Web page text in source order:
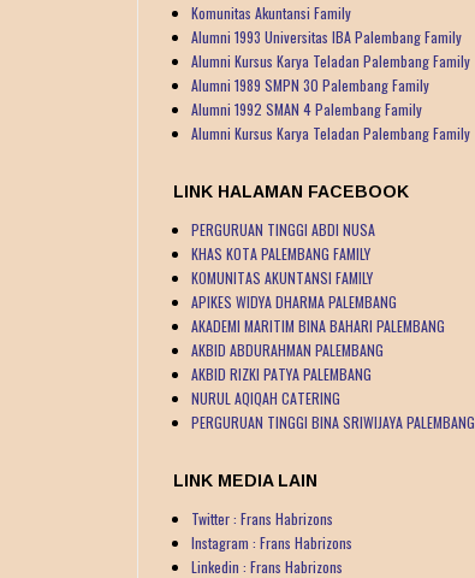
Komunitas Akuntansi Family
Alumni 1993 Universitas IBA Palembang Family
Alumni Kursus Karya Teladan Palembang Family
Alumni 1989 SMPN 30 Palembang Family
Alumni 1992 SMAN 4 Palembang Family
Alumni Kursus Karya Teladan Palembang Family
LINK HALAMAN FACEBOOK
PERGURUAN TINGGI ABDI NUSA
KHAS KOTA PALEMBANG FAMILY
KOMUNITAS AKUNTANSI FAMILY
APIKES WIDYA DHARMA PALEMBANG
AKADEMI MARITIM BINA BAHARI PALEMBANG
AKBID ABDURAHMAN PALEMBANG
AKBID RIZKI PATYA PALEMBANG
NURUL AQIQAH CATERING
PERGURUAN TINGGI BINA SRIWIJAYA PALEMBANG
LINK MEDIA LAIN
Twitter : Frans Habrizons
Instagram : Frans Habrizons
Linkedin : Frans Habrizons